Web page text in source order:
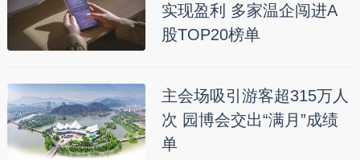
实现盈利 多家温企闯进A
股TOP20榜单
主会场吸引游客超315万人
次 园博会交出“满月”成绩
单